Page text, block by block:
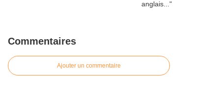
Commentaires
Ajouter un commentaire